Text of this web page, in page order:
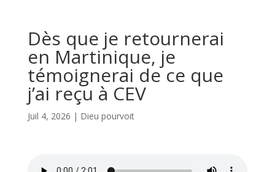
Dès que je retournerai
en Martinique, je
témoignerai de ce que
j’ai reçu à CEV
Juil 4, 2026 | Dieu pourvoit